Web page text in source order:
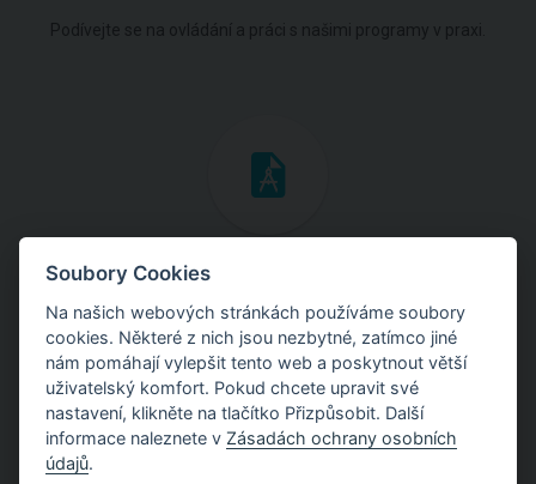
Podívejte se na ovládání a práci s našimi programy v praxi.
Inženýrské manuály
Stáhněte si manuály s teoretickými i praktickými ukázkami
použití programů.
Soubory Cookies
Na našich webových stránkách používáme soubory
cookies. Některé z nich jsou nezbytné, zatímco jiné
nám pomáhají vylepšit tento web a poskytnout větší
uživatelský komfort. Pokud chcete upravit své
nastavení, klikněte na tlačítko Přizpůsobit. Další
informace naleznete v Zásadách ochrany osobních
údajů.